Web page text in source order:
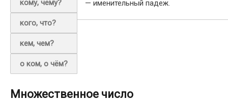
кому, чему?
кого, что?
кем, чем?
о ком, о чём?
— именительный падеж.
Множественное число